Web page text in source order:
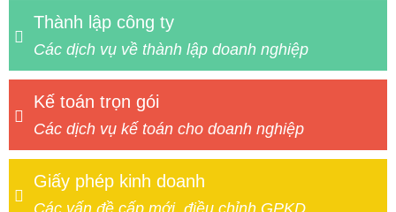
Thành lập công ty
Các dịch vụ về thành lập doanh nghiệp
Kế toán trọn gói
Các dịch vụ kế toán cho doanh nghiệp
Giấy phép kinh doanh